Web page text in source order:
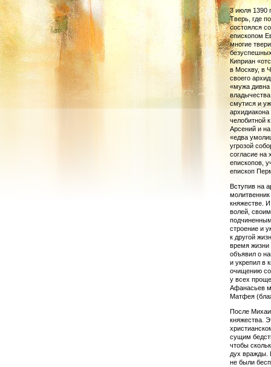
3 июля 1390
Тверь, где
состоялся
епископом
многие
Киприан
в Москву, в
своего
«мужа дивна
смутися и
челобитной
Арсений и
«едва
угрозой
согласие на
епископов,
епископ
Вступив на
кня­жест­ве.
волей,
строение и
к другой
время жизни
объявил о
и укрепил в
очищению
у всех
Афанасьев
Матфея
После
кня­жества.
сущим
чтобы
дух вражды.
не были